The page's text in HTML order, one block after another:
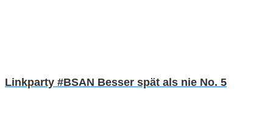
Linkparty #BSAN Besser spät als nie No. 5